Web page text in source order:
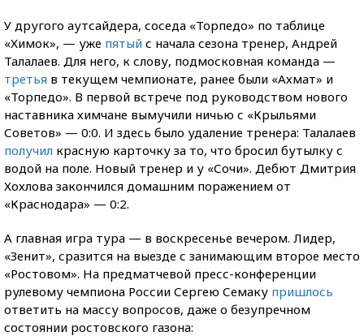
У другого аутсайдера, соседа «Торпедо» по таблице
«Химок», — уже пятый с начала сезона тренер, Андрей
Талалаев. Для него, к слову, подмосковная команда —
третья в текущем чемпионате, ранее были «Ахмат» и
«Торпедо». В первой встрече под руководством нового
наставника химчане вымучили ничью с «Крыльями
Советов» — 0:0. И здесь было удаление тренера: Талалаев
получил красную карточку за то, что бросил бутылку с
водой на поле. Новый тренер и у «Сочи». Дебют Дмитрия
Хохлова закончился домашним поражением от
«Краснодара» — 0:2.
А главная игра тура — в воскресенье вечером. Лидер,
«Зенит», сразится на выезде с занимающим второе место
«Ростовом». На предматчевой пресс-конференции
рулевому чемпиона России Сергею Семаку пришлось
ответить на массу вопросов, даже о безупречном
состоянии ростовского газона: